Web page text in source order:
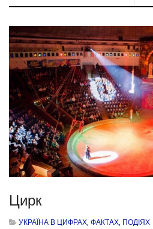
Цирк
УКРАЇНА В ЦИФРАХ, ФАКТАХ, ПОДІЯХ